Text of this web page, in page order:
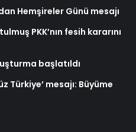
Hemşireler Günü mesajı
PKK’nın fesih kararını
başlatıldı
Türkiye’ mesajı: Büyüme